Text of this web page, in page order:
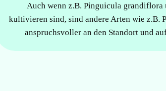
Auch wenn z.B. Pinguicula
kultivieren sind, sind andere Arten wie z.B.
anspruchsvoller an den Standort und